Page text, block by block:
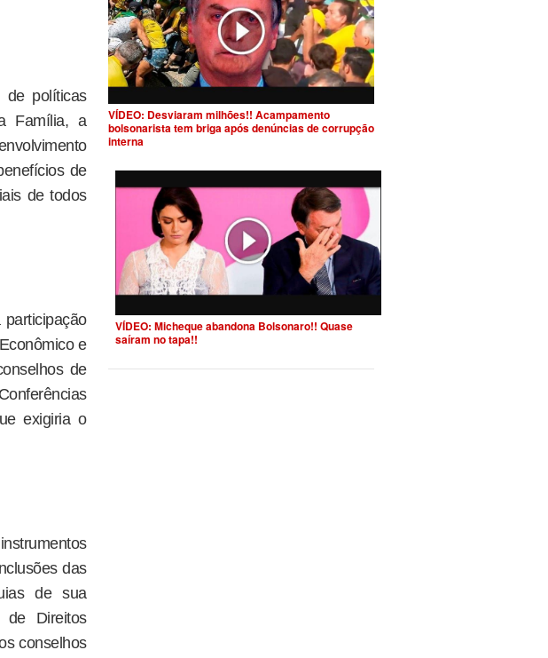
de políticas
Família, a
de
de todos
e
de
exigiria o
das
de sua
de Direitos
conselhos
VÍDEO: Desviaram milhões!! Acampamento
bolsonarista tem briga após denúncias de corrupção
interna
VÍDEO: Micheque abandona Bolsonaro!! Quase
saíram no tapa!!